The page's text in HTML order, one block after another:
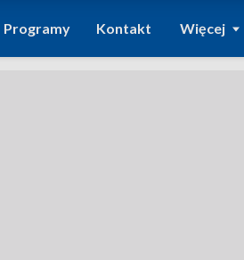
Programy Kontakt Więcej